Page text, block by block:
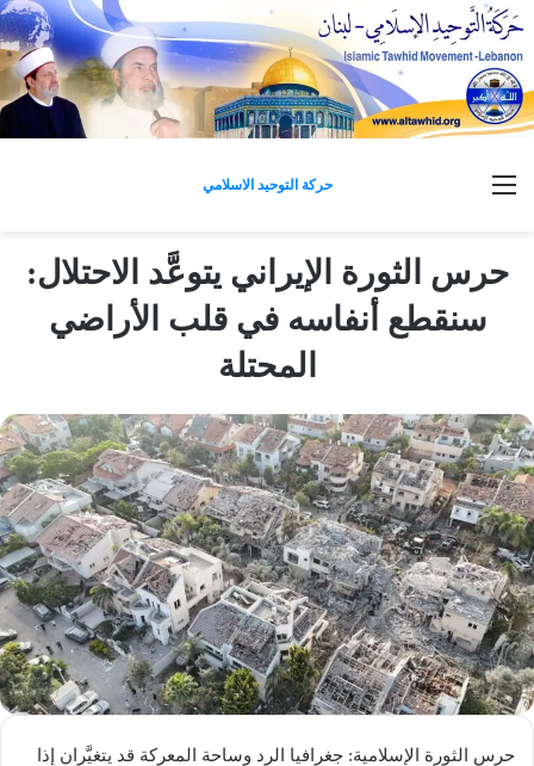
حركة التوحيد الاسلامي القائمة
حرس الثورة الإيراني يتوعَّد الاحتلال:
سنقطع أنفاسه في قلب الأراضي
المحتلة
حرس الثورة الإسلامية: جغرافيا الرد وساحة المعركة قد يتغيَّران إذا